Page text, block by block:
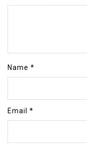
Name *
Email *